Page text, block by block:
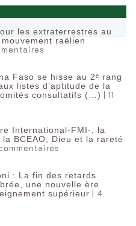
les extraterrestres au
raëlien
Faso se hisse au 2ᵉ rang
listes d’aptitude de la
consultatifs (…) | 11
International-FMI-, la
BCEAO, Dieu et la rareté
: La fin des retards
une nouvelle ère
supérieur | 4